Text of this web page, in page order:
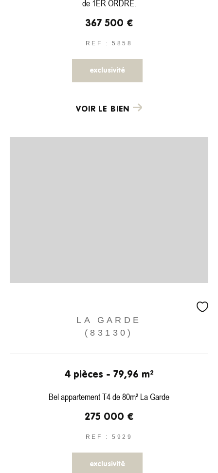
de 1ER ORDRE.
367 500 €
REF : 5858
exclusivité
VOIR LE BIEN
LA GARDE
(83130)
4 pièces - 79,96 m²
Bel appartement T4 de 80m² La Garde
275 000 €
REF : 5929
exclusivité